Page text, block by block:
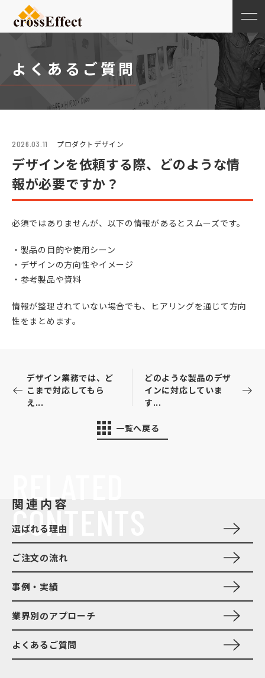
よくあるご質問
2026.03.11 プロダクトデザイン
デザインを依頼する際、どのような情
報が必要ですか？
必須ではありませんが、以下の情報があるとスムーズです。
・製品の目的や使用シーン
・デザインの方向性やイメージ
・参考製品や資料
情報が整理されていない場合でも、ヒアリングを通じて方向
性をまとめます。
デザイン業務では、ど
こまで対応してもら
え...
一覧へ戻る
どのような製品のデザ
インに対応していま
す...
CONTENTS
関連内容
選ばれる理由
ご注文の流れ
事例・実績
業界別のアプローチ
よくあるご質問